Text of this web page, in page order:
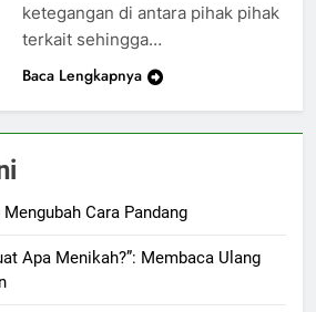
ketegangan di antara pihak pihak
terkait sehingga…
Baca Lengkapnya
Cara Pandang
Apa Menikah?”: Membaca Ulang